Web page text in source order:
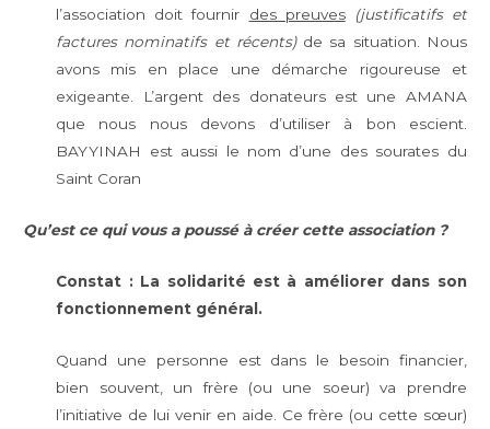
l’association doit fournir des preuves
(justificatifs et
factures nominatifs et récents)de sa situation. Nous
avons mis en place une démarche rigoureuse et
exigeante. L’argent des donateurs est une AMANA
que nous nous devons d’utiliser à bon escient.
BAYYINAH est aussi le nom d’une des sourates du
Saint Coran
Qu’est ce qui vous a poussé à créer cette association ?
Constat : La solidarité est à améliorer dans son
fonctionnement général.
Quand une personne est dans le besoin financier,
bien souvent, un frère (ou une soeur) va prendre
l’initiative de lui venir en aide. Ce frère (ou cette sœur)